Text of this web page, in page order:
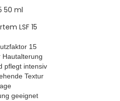
50 ml
LSF 15
15
pflegt intensiv
Textur
geeignet